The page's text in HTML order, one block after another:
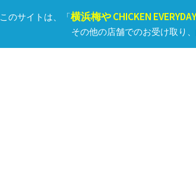
このサイトは、「横浜梅や CHICKEN EVERYDAY
その他の店舗でのお受け取り